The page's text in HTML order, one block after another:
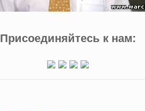
Присоединяйтесь к нам: